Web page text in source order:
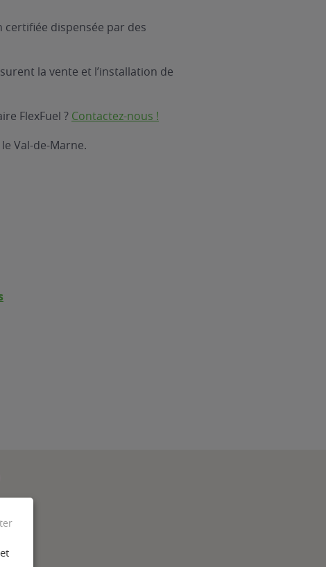
dispensée par des
la vente et l’installation de
FlexFuel ? Contactez-nous !
Val-de-Marne.